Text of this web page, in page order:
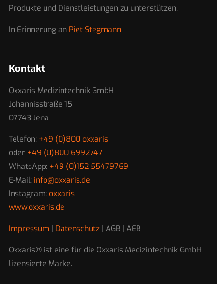
Produkte und Dienstleistungen zu unterstützen.
In Erinnerung an Piet Stegmann
Kontakt
Oxxaris Medizintechnik GmbH
Johannisstraße 15
07743 Jena
Telefon: +49 (0)800 oxxaris
oder +49 (0)800 6992747
WhatsApp: +49 (0)152 55479769
E-Mail: info@oxxaris.de
Instagram: oxxaris
www.oxxaris.de
Impressum | Datenschutz| AGB | AEB
Oxxaris® ist eine für die Oxxaris Medizintechnik GmbH
lizensierte Marke.